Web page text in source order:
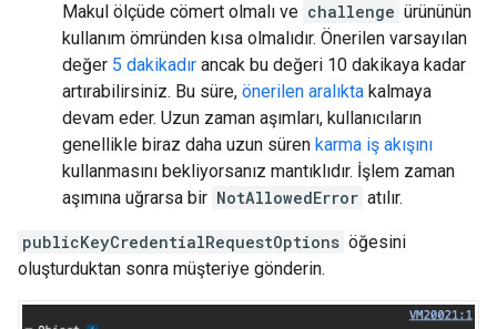
Makul ölçüde cömert olmalı ve challenge ürününün
kullanım ömründen kısa olmalıdır. Önerilen varsayılan
değer 5 dakikadır ancak bu değeri 10 dakikaya kadar
artırabilirsiniz. Bu süre, önerilen aralıkta kalmaya
devam eder. Uzun zaman aşımları, kullanıcıların
genellikle biraz daha uzun süren karma iş akışını
kullanmasını bekliyorsanız mantıklıdır. İşlem zaman
aşımına uğrarsa bir NotAllowedError atılır.
publicKeyCredentialRequestOptions öğesini
oluşturduktan sonra müşteriye gönderin.